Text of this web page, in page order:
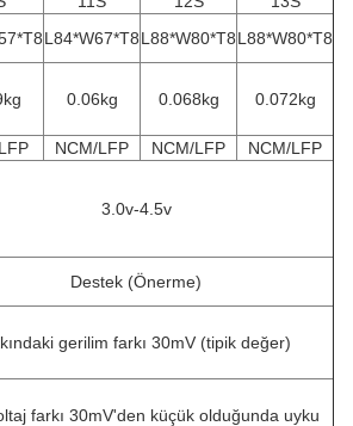
L84*W67*T8L88*W80*T8L88*W80*T8
0.06kg 0.068kg 0.072kg
NCM/LFP NCM/LFP
NCM/LFP
3.0v-4.5v
Destek (Önerme)
gerilim farkı 30mV (tipik değer)
farkı 30mV'den küçük olduğunda uyku